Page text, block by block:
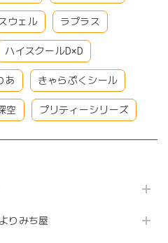
ウェル ラプラス
ハイスクールD×D
あ きゃらぷくシール
空 プリティーシリーズ
よりみち屋